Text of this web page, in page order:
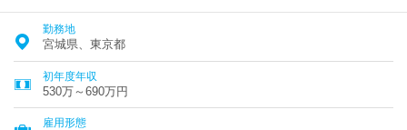
勤務地
宮城県、東京都
初年度年収
530万～690万円
雇用形態